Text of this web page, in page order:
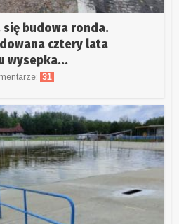
się budowa ronda.
cztery lata
wysepka...
31